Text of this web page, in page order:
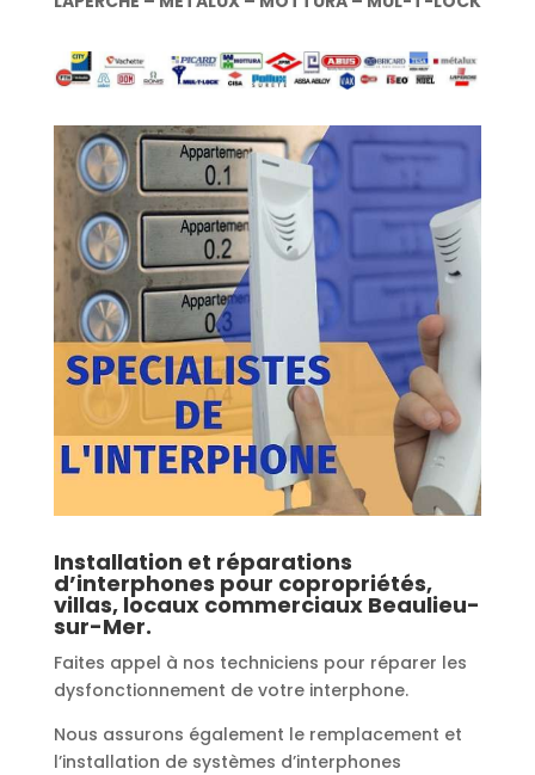
Installation et réparations
d’interphones pour copropriétés,
villas, locaux commerciaux Beaulieu-
sur-Mer.
Faites appel à nos techniciens pour réparer les
dysfonctionnement de votre interphone.
Nous assurons également le remplacement et
l’installation de systèmes d’interphones